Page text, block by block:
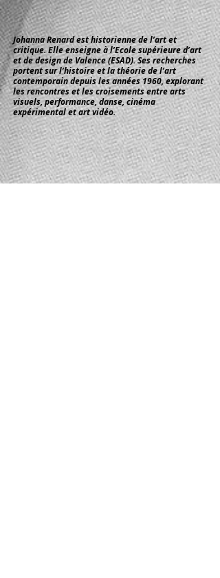
Johanna Renard est historienne de l’art et
critique. Elle enseigne à l’Ecole supérieure d’art
et de design de Valence (ESAD). Ses recherches
portent sur l’histoire et la théorie de l’art
contemporain depuis les années 1960, explorant
les rencontres et les croisements entre arts
visuels, performance, danse, cinéma
expérimental et art vidéo.